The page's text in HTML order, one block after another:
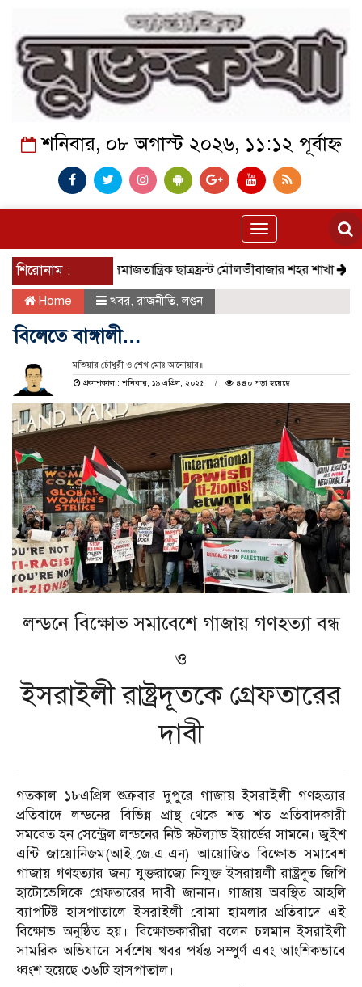
শনিবার, ০৮ অগাস্ট ২০২৬, ১১:১২ পূর্বাহ্ন
Toggle
navigation
শিরোনাম :সমাজতান্ত্রিক ছাত্রফ্রন্ট মৌলভীবাজার শহর শাখা কেমন আছে
Home খবর, রাজনীতি,লণ্ডন
বিলেতে বাঙ্গালী…
মতিয়ার চৌধুরী ও শেখ মোঃ আনোয়ার॥
প্রকাশকাল : শনিবার, ১৯ এপ্রিল, ২০২৫
৪৪০ পড়া হয়েছে
লন্ডনে বিক্ষোভ সমাবেশে গাজায় গণহত্যা বন্ধ
ও
ইসরাইলী রাষ্ট্রদূতকে গ্রেফতারের
দাবী
গতকাল ১৮এপ্রিল শুক্রবার দুপুরে গাজায় ইসরাইলী গণহত্যার
প্রতিবাদে লন্ডনের বিভিন্ন প্রান্থ থেকে শত শত প্রতিবাদকারী
সমবেত হন সেন্ট্রেল লন্ডনের নিউ স্কটল্যাড ইয়ার্ডের সামনে। জুইশ
এন্টি জায়োনিজম(আই.জে.এ.এন) আয়োজিত বিক্ষোভ সমাবেশ
গাজায় গণহত্যার জন্য যুক্তরাজ্যে নিযুক্ত ইসরায়লী রাষ্ট্রদূত জিপি
হাটোভেলিকে গ্রেফতারের দাবী জানান। গাজায় অবস্থিত আহলি
ব্যাপটিষ্ট হাসপাতালে ইসরাইলী বোমা হামলার প্রতিবাদে এই
বিক্ষোভ অনুষ্ঠিত হয়। বিক্ষোভকারীরা বলেন চলমান ইসরাইলী
সামরিক অভিযানে সর্বশেষ খবর পর্যন্ত সম্পুর্ণ এবং আংশিকভাবে
ধ্বংশ হয়েছে ৩৬টি হাসপাতাল।